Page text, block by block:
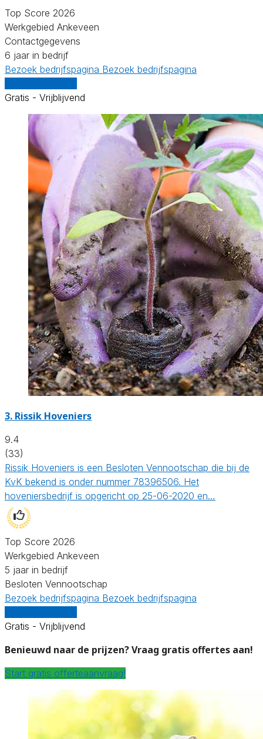
Top Score 2026
Werkgebied Ankeveen
Contactgegevens
6 jaar in bedrijf
Bezoek bedrijfspagina Bezoek bedrijfspagina
Gratis - Vrijblijvend
3. Rissik Hoveniers
9.4
(33)
Rissik Hoveniers is een Besloten Vennootschap die bij de
KvK bekend is onder nummer 78396506. Het
hoveniersbedrijf is opgericht op 25-06-2020 en…
Top Score 2026
Werkgebied Ankeveen
5 jaar in bedrijf
Besloten Vennootschap
Bezoek bedrijfspagina Bezoek bedrijfspagina
Gratis - Vrijblijvend
Benieuwd naar de prijzen? Vraag gratis offertes aan!
Start gratis offerteaanvraag!